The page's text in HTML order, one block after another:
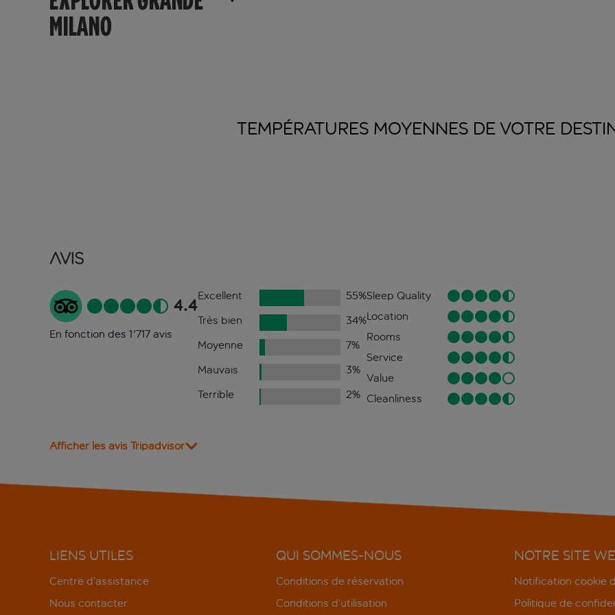
MILANO
TEMPÉRATURES MOYENNES DE VOTRE
Avis
4.4
En fonction des 1'717 avis
Excellent 55%
Très bien
34%
Moyenne
7%
Mauvais
3%
Terrible
2%
Sleep Quality
Location
Rooms
Service
Value
Cleanliness
Afficher les avis Tripadvisor
LIENS UTILES
Centre d’assistance
Nous contacter
QUI SOMMES-NOUS
Conditions de réservation
Conditions d’utilisation
NOTRE SITE
Notification cookie
Politique de